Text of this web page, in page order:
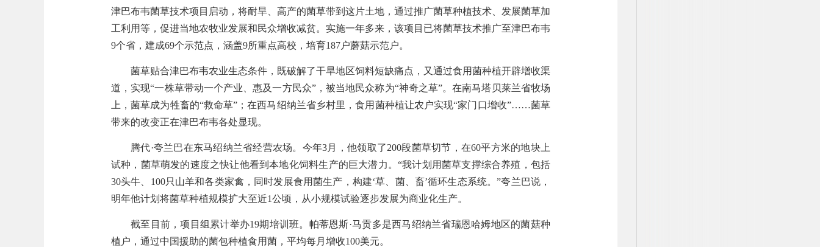
津巴布韦菌草技术项目启动，将耐旱、高产的菌草带到这片土地，通过推广菌草种植技术、发展菌草加
工利用等，促进当地农牧业发展和民众增收减贫。实施一年多来，该项目已将菌草技术推广至津巴布韦
9个省，建成69个示范点，涵盖9所重点高校，培育187户蘑菇示范户。
菌草贴合津巴布韦农业生态条件，既破解了干旱地区饲料短缺痛点，又通过食用菌种植开辟增收渠
道，实现“一株草带动一个产业、惠及一方民众”，被当地民众称为“神奇之草”。在南马塔贝莱兰省牧场
上，菌草成为牲畜的“救命草”；在西马绍纳兰省乡村里，食用菌种植让农户实现“家门口增收”……菌草
带来的改变正在津巴布韦各处显现。
腾代·夸兰巴在东马绍纳兰省经营农场。今年3月，他领取了200段菌草切节，在60平方米的地块上
试种，菌草萌发的速度之快让他看到本地化饲料生产的巨大潜力。“我计划用菌草支撑综合养殖，包括
30头牛、100只山羊和各类家禽，同时发展食用菌生产，构建‘草、菌、畜’循环生态系统。”夸兰巴说，
明年他计划将菌草种植规模扩大至近1公顷，从小规模试验逐步发展为商业化生产。
截至目前，项目组累计举办19期培训班。帕蒂恩斯·马贡多是西马绍纳兰省瑞恩哈姆地区的菌菇种
植户，通过中国援助的菌包种植食用菌，平均每月增收100美元。